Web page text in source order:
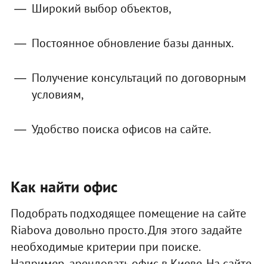
Широкий выбор объектов,
Постоянное обновление базы данных.
Получение консультаций по договорным
условиям,
Удобство поиска офисов на сайте.
Как найти офис
Подобрать подходящее помещение на сайте
Riabova довольно просто. Для этого задайте
необходимые критерии при поиске.